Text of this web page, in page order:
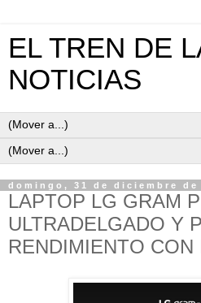
EL TREN DE
NOTICIAS
domingo, 31 de diciembre de
LAPTOP LG GRAM
ULTRADELGADO Y
RENDIMIENTO CON